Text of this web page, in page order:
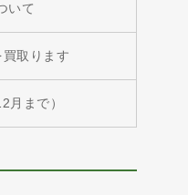
いて
取ります
月まで）